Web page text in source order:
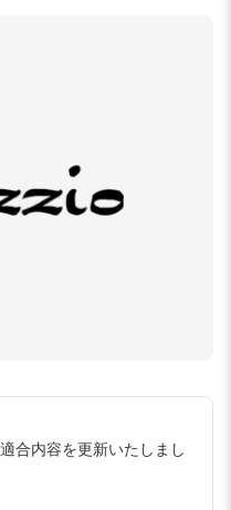
合内容を更新いたしまし